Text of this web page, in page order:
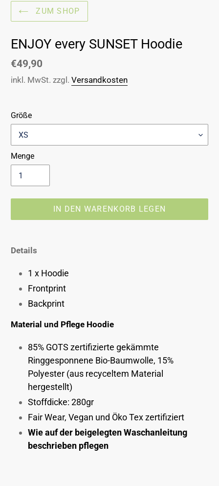
ZUM SHOP
ENJOY every SUNSET Hoodie
Normaler
Preis
€49,90
inkl. MwSt. zzgl. Versandkosten
Größe
Menge
IN DEN WARENKORB LEGEN
wird
Warenkorb
hinzugefügt
Details
1 x Hoodie
Frontprint
Backprint
Material und Pflege Hoodie
85% GOTS zertifizierte gekämmte
Ringgesponnene Bio-Baumwolle, 15%
Polyester (aus recyceltem Material
hergestellt)
Stoffdicke: 280gr
Fair Wear, Vegan und Öko Tex zertifiziert
Wie auf der beigelegten Waschanleitung
beschrieben pflegen